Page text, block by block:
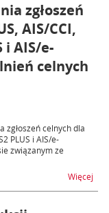
zgłoszeń
AIS/CCI,
i AIS/e-
celnych
zgłoszeń celnych dla
PLUS i AIS/e-
związanym ze
Więcej